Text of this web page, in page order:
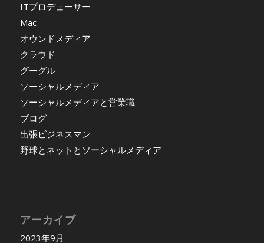
ITプロデューサー
Mac
オウンドメディア
クラウド
グーグル
ソーシャルメディア
ソーシャルメディアと営業職
ブログ
出張ビジネスマン
野球とネットとソーシャルメディア
アーカイブ
2023年9月